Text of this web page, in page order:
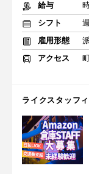
給与
シフト
雇用形態
アクセス
ライクスタッフ